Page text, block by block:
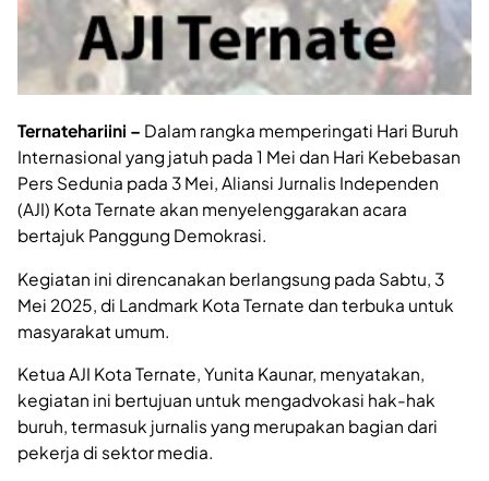
Ternatehariini – Dalam rangka memperingati Hari Buruh
Internasional yang jatuh pada 1 Mei dan Hari Kebebasan
Pers Sedunia pada 3 Mei, Aliansi Jurnalis Independen
(AJI) Kota Ternate akan menyelenggarakan acara
bertajuk Panggung Demokrasi.
Kegiatan ini direncanakan berlangsung pada Sabtu, 3
Mei 2025, di Landmark Kota Ternate dan terbuka untuk
masyarakat umum.
Ketua AJI Kota Ternate, Yunita Kaunar, menyatakan,
kegiatan ini bertujuan untuk mengadvokasi hak-hak
buruh, termasuk jurnalis yang merupakan bagian dari
pekerja di sektor media.